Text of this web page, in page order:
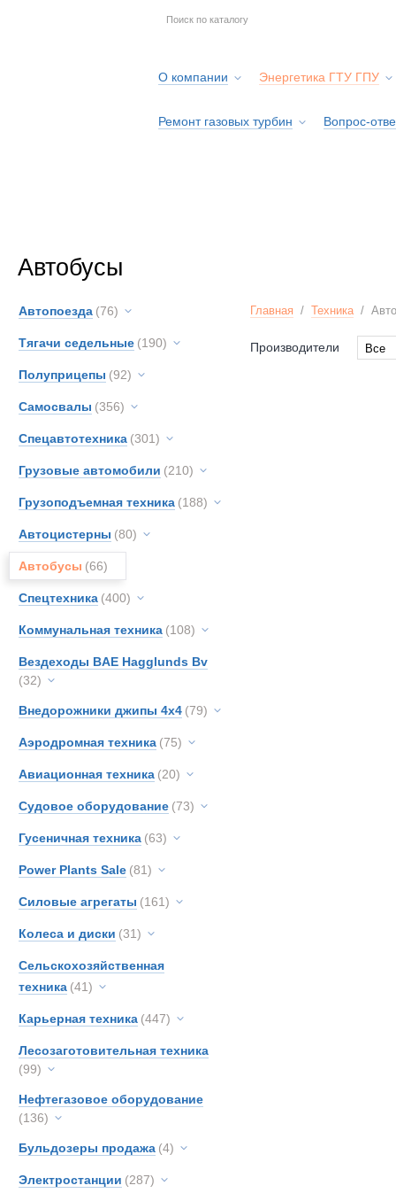
О компании Энергетика ГТУ ГПУ
Ремонт газовых турбин Вопрос-
Автобусы
Автопоезда (76)
Тягачи седельные (190)
Полуприцепы (92)
Самосвалы (356)
Спецавтотехника (301)
Грузовые автомобили (210)
Грузоподъемная техника (188)
Автоцистерны (80)
Автобусы (66)
Спецтехника (400)
Коммунальная техника (108)
Вездеходы BAE Hagglunds Bv
(32)
Внедорожники джипы 4х4 (79)
Аэродромная техника (75)
Авиационная техника (20)
Судовое оборудование (73)
Гусеничная техника (63)
Power Plants Sale (81)
Силовые агрегаты (161)
Колеса и диски (31)
Сельскохозяйственная
техника (41)
Карьерная техника (447)
Лесозаготовительная техника
(99)
Нефтегазовое оборудование
(136)
Бульдозеры продажа (4)
Электростанции (287)
Главная / Техника/
Производители
Все